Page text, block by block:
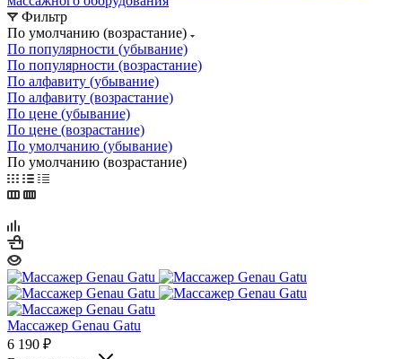
Фильтр
По умолчанию (возрастание)
По популярности (убывание)
По популярности (возрастание)
По алфавиту (убывание)
По алфавиту (возрастание)
По цене (убывание)
По цене (возрастание)
По умолчанию (убывание)
По умолчанию (возрастание)
Массажер Genau Gatu
6 190 ₽